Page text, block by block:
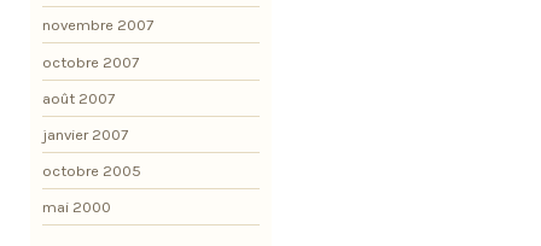
novembre 2007
octobre 2007
août 2007
janvier 2007
octobre 2005
mai 2000